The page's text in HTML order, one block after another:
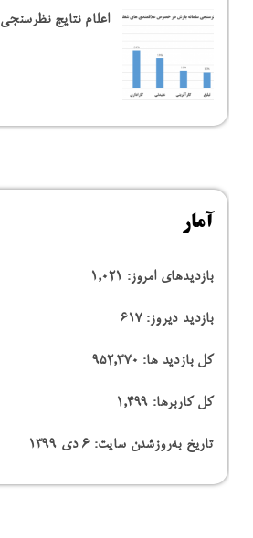
اعلام نتایج نظرسنجی
آمار
بازدیدهای امروز: 1,021
بازدید دیروز:617
کل بازدید ها: 952,370
کل کاربرها: 1,499
تاریخ به‌روزشدن سایت:۶ دی ۱۳۹۹